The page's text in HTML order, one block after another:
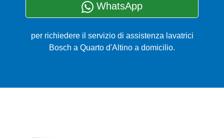
WhatsApp
per richiedere il servizio di assistenza lavatrici
Bosch a Quarto d'Altino a domicilio.